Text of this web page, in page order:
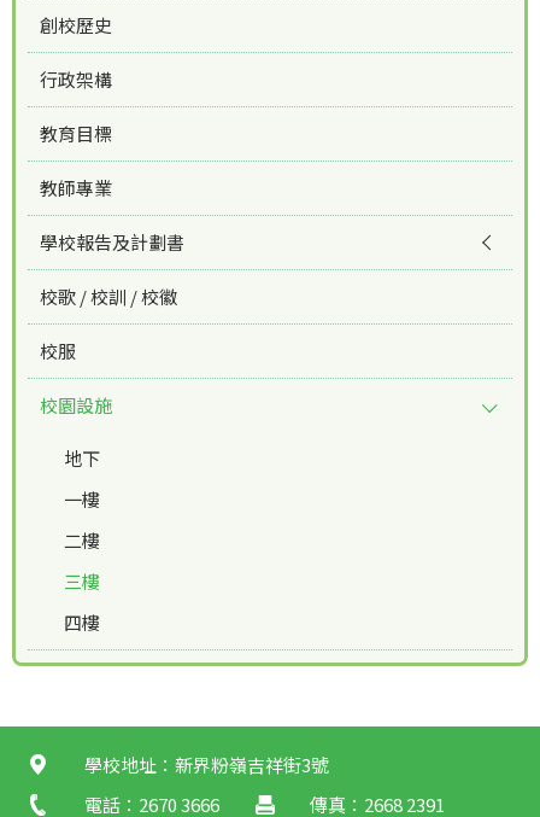
創校歷史
行政架構
教育目標
教師專業
學校報告及計劃書
校歌 / 校訓 / 校徽
校服
校園設施
地下
一樓
二樓
三樓
四樓
學校地址：新界粉嶺吉祥街3號
電話：2670 3666
傳真：2668 2391